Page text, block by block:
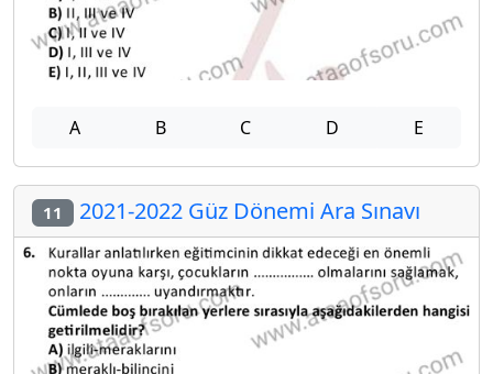
A B C D E
11 2021-2022 Güz Dönemi Ara Sınavı